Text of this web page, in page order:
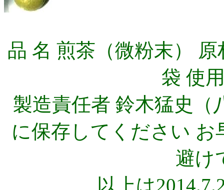
品 名 煎茶（微粉末）
袋 使
製造責任者 鈴木猛史（
に保存してください
避け
以上は